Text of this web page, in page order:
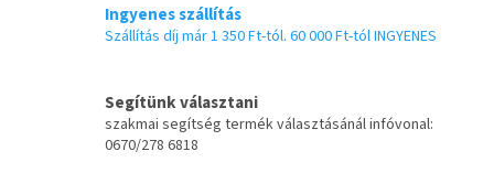
Ingyenes szállítás
Szállítás díj már 1 350 Ft-tól. 60 000 Ft-tól INGYENES
Segítünk választani
szakmai segítség termék választásánál infóvonal:
0670/278 6818